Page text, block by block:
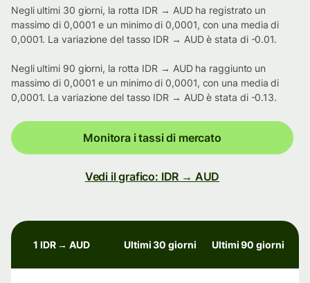
Negli ultimi 30 giorni, la rotta IDR → AUD ha registrato un
massimo di 0,0001 e un minimo di 0,0001, con una media di
0,0001. La variazione del tasso IDR → AUD è stata di -0.01.
Negli ultimi 90 giorni, la rotta IDR → AUD ha raggiunto un
massimo di 0,0001 e un minimo di 0,0001, con una media di
0,0001. La variazione del tasso IDR → AUD è stata di -0.13.
Monitora i tassi di mercato
Vedi il grafico: IDR → AUD
1 IDR → AUD Ultimi 30 giorni Ultimi 90 giorni